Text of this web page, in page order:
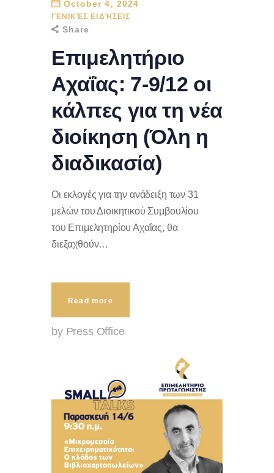
October 4, 2024
ΓΕΝΙΚΈΣ ΕΙΔΉΣΕΙΣ
Share
Επιμελητήριο
Αχαΐας: 7-9/12 οι
κάλπες για τη νέα
διοίκηση (Όλη η
διαδικασία)
Οι εκλογές για την ανάδειξη των 31
μελών του Διοικητικού Συμβουλίου
του Επιμελητηρίου Αχαΐας, θα
διεξαχθούν…
Read more
by Press Office